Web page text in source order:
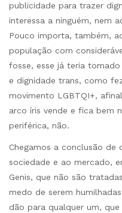
publicidade para trazer
interessa a ninguém, nem
Pouco importa, também,
população com
fosse, esse já teria
e dignidade trans, como
movimento LGBTQI+,
arco íris vende e fica bem
periférica, não.
Chegamos a conclusão de
sociedade e ao mercado,
Genis, que não são
medo de serem
dão para qualquer um,